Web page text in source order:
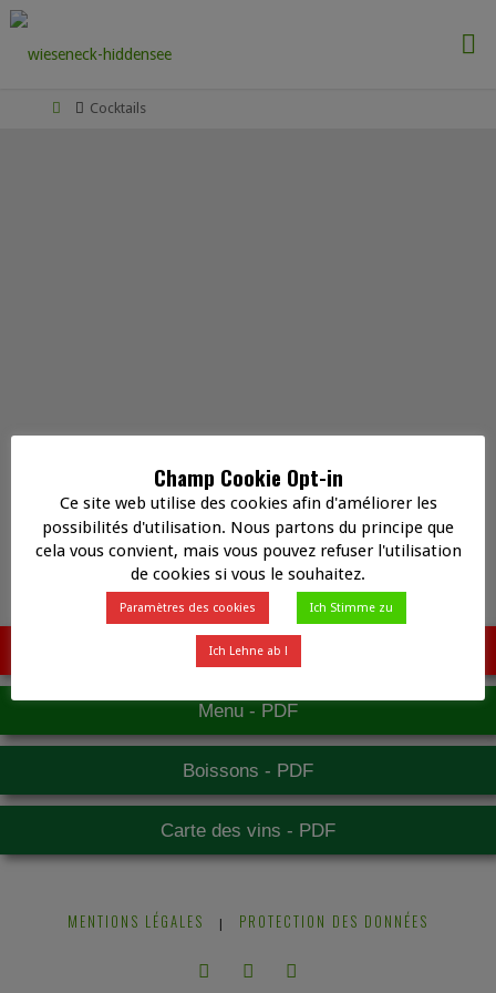
Cocktails
Cocktails - PDF
Menu - PDF
Boissons - PDF
Carte des vins - PDF
MENTIONS LÉGALES | PROTECTION DES DONNÉES
Champ Cookie Opt-in
Ce site web utilise des cookies afin d'améliorer les
possibilités d'utilisation. Nous partons du principe que
cela vous convient, mais vous pouvez refuser l'utilisation
de cookies si vous le souhaitez.
Paramètres des cookies Ich Stimme zu
Ich Lehne ab !